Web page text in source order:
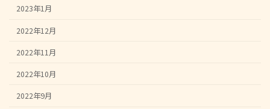
2023年1月
2022年12月
2022年11月
2022年10月
2022年9月